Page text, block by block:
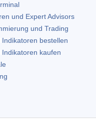
und Expert Advisors
und Trading
bestellen
kaufen